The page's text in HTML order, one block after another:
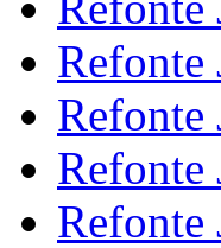
Refonte
Refonte
Refonte
Refonte